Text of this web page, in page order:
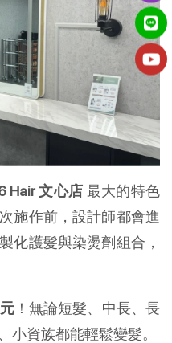
Hair 文心店 最大的特色
施作前，設計師都會進
化護髮與染燙劑組合，
！無論短髮、中長、長
小資族都能輕鬆變髮。